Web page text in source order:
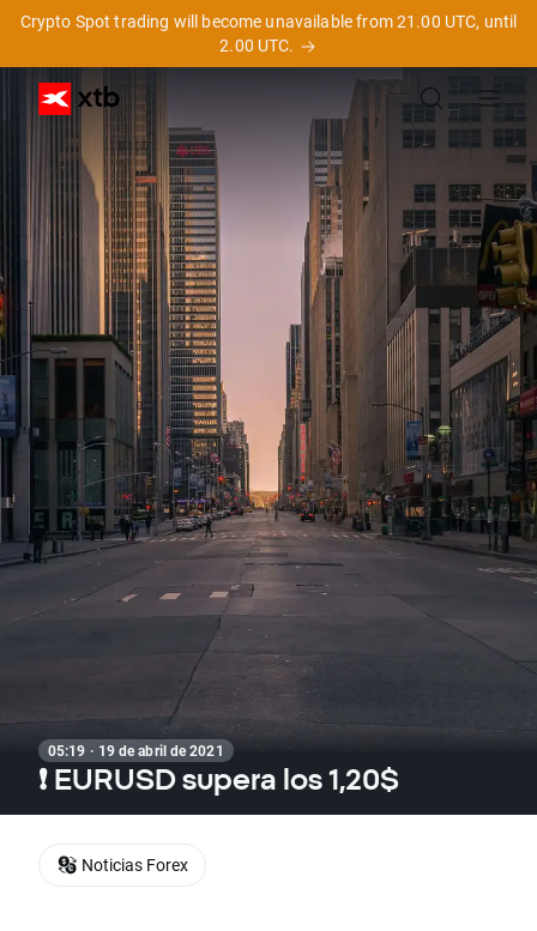
Crypto Spot trading will become unavailable from 21.00 UTC, until
2.00 UTC.
05:19 · 19 de abril de 2021
❗ EURUSD supera los 1,20$
Noticias Forex